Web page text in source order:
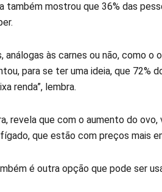
também mostrou que 36% das
análogas às carnes ou não, como
para se ter uma ideia, que
renda”, lembra.
revela que com o aumento do
que estão com preços mais
é outra opção que pode ser